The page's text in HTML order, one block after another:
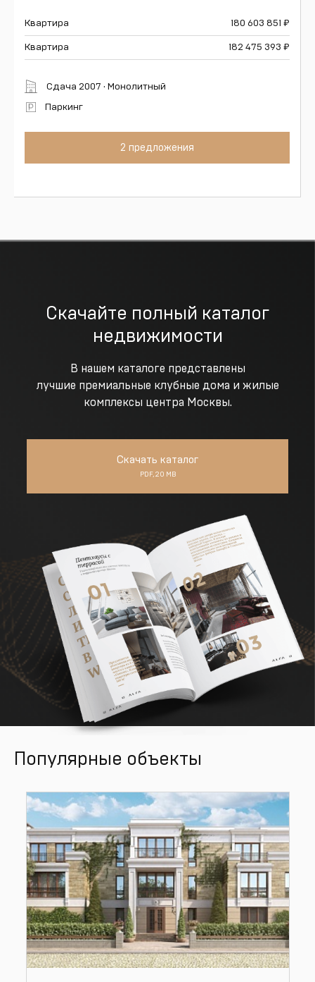
Квартира 180 603 851 ₽
Квартира 182 475 393 ₽
Сдача 2007 · Монолитный
Паркинг
2 предложения
Скачайте полный каталог
недвижимости
В нашем каталоге представлены
лучшие премиальные клубные дома и жилые
комплексы центра Москвы.
Скачать каталог
PDF, 20 MB
Популярные объекты